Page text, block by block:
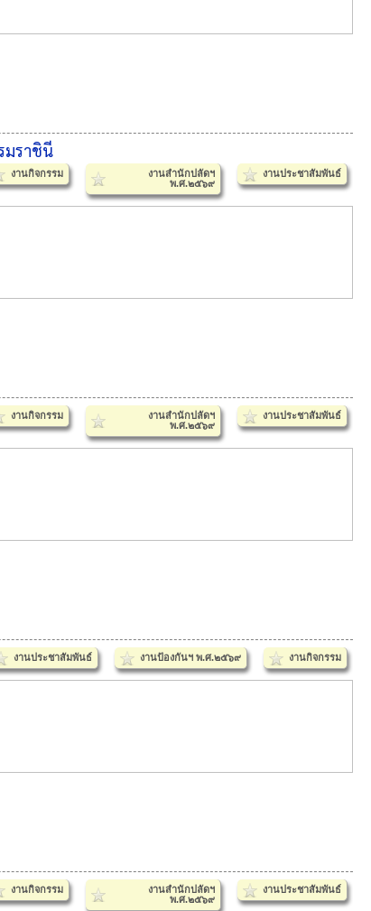
มราชินี
งานประชาสัมพันธ์
งานสำนักปลัดฯ
พ.ศ.๒๕๖๙
งานกิจกรรม
งานประชาสัมพันธ์
งานสำนักปลัดฯ
พ.ศ.๒๕๖๙
งานกิจกรรม
งานกิจกรรม
งานป้องกันฯ พ.ศ.๒๕๖๙
งานประชาสัมพันธ์
งานประชาสัมพันธ์
งานสำนักปลัดฯ
พ.ศ.๒๕๖๙
งานกิจกรรม